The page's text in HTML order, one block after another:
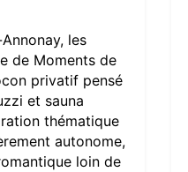
les
de Moments de
privatif pensé
et sauna
thématique
autonome,
loin de